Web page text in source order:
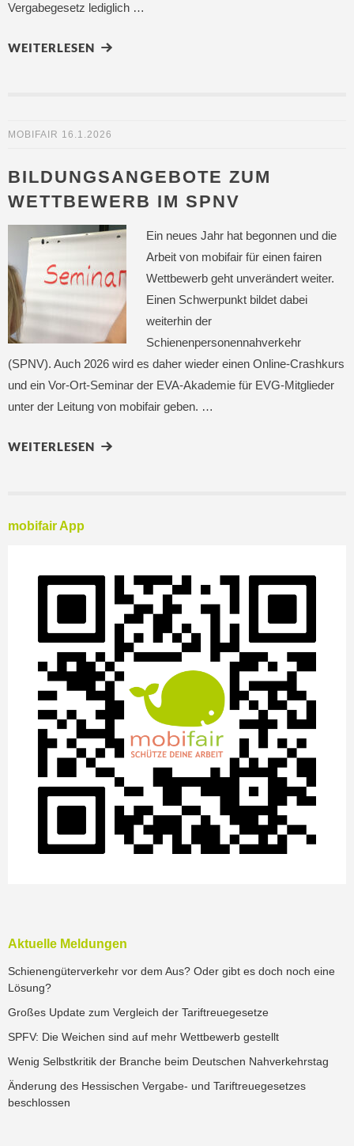
Vergabegesetz lediglich …
WEITERLESEN
MOBIFAIR 16.1.2026
BILDUNGSANGEBOTE ZUM
WETTBEWERB IM SPNV
Ein neues Jahr hat begonnen und die
Arbeit von mobifair für einen fairen
Wettbewerb geht unverändert weiter.
Einen Schwerpunkt bildet dabei
weiterhin der
Schienenpersonennahverkehr
(SPNV). Auch 2026 wird es daher wieder einen Online-Crashkurs
und ein Vor-Ort-Seminar der EVA-Akademie für EVG-Mitglieder
unter der Leitung von mobifair geben. …
WEITERLESEN
mobifair App
Aktuelle Meldungen
Schienengüterverkehr vor dem Aus? Oder gibt es doch noch eine
Lösung?
Großes Update zum Vergleich der Tariftreuegesetze
SPFV: Die Weichen sind auf mehr Wettbewerb gestellt
Wenig Selbstkritik der Branche beim Deutschen Nahverkehrstag
Änderung des Hessischen Vergabe- und Tariftreuegesetzes
beschlossen